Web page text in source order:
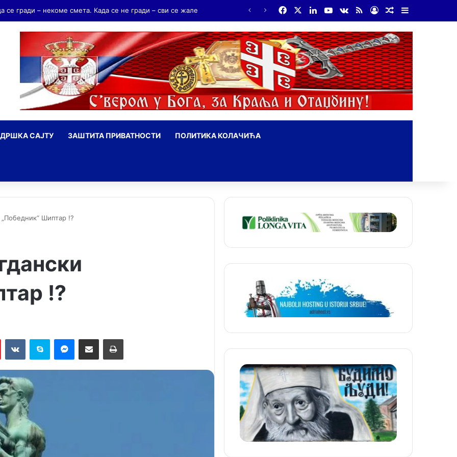
Мрњавчевић – заборављени брат Краљевића Марка FacebookLinkedInYouTubevk.com
RSSLog InRandom Article
Sidebar
САЈТУ ЗАШТИТА ПРИВАТНОСТИ ПОЛИТИКА КОЛАЧИЋА
Шиптар !?
!?
PinterestVKontakteSkype Messenger
Подели путем мејла Штампај